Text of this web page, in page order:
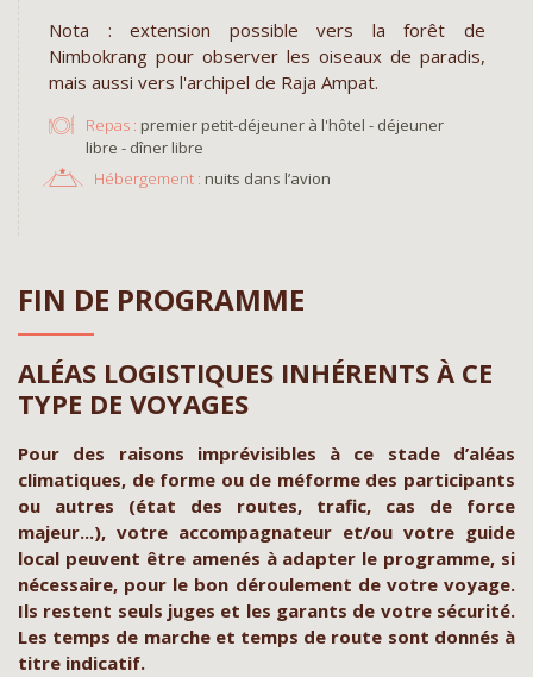
Nota : extension possible vers la forêt de
Nimbokrang pour observer les oiseaux de paradis,
mais aussi vers l'archipel de Raja Ampat.
Repas : premier petit-déjeuner à l'hôtel - déjeuner
libre - dîner libre
Hébergement : nuits dans l’avion
FIN DE PROGRAMME
ALÉAS LOGISTIQUES INHÉRENTS À CE
TYPE DE VOYAGES
Pour des raisons imprévisibles à ce stade d’aléas
climatiques, de forme ou de méforme des participants
ou autres (état des routes, trafic, cas de force
majeur...), votre accompagnateur et/ou votre guide
local peuvent être amenés à adapter le programme, si
nécessaire, pour le bon déroulement de votre voyage.
Ils restent seuls juges et les garants de votre sécurité.
Les temps de marche et temps de route sont donnés à
titre indicatif.